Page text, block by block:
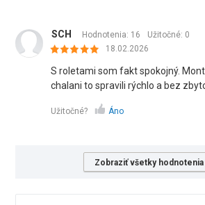
SCH Hodnotenia: 16 Užitočné: 0
18.02.2026
S roletami som fakt spokojný.
chalani to spravili rýchlo a bez
Užitočné? Áno
Zobraziť všetky hodnotenia